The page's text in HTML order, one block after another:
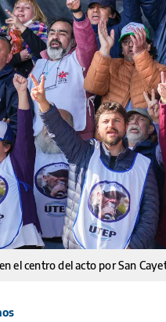
el centro del acto por San